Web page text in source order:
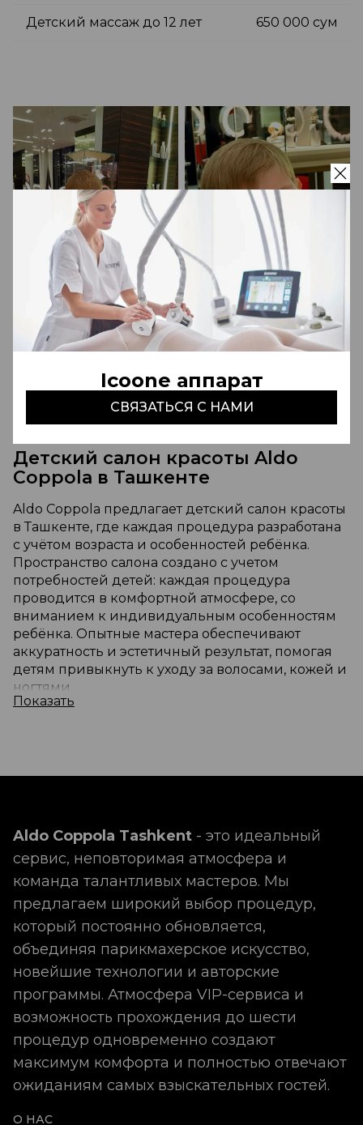
Icoone аппарат
СВЯЗАТЬСЯ С НАМИ
Детский массаж до 12 лет 650 000 сум
Детский салон красоты Aldo
Coppola в Ташкенте
Aldo Coppola предлагает детский салон красоты
в Ташкенте, где каждая процедура разработана
с учётом возраста и особенностей ребёнка.
Пространство салона создано с учетом
потребностей детей: каждая процедура
проводится в комфортной атмосфере, со
вниманием к индивидуальным особенностям
ребёнка. Опытные мастера обеспечивают
аккуратность и эстетичный результат, помогая
детям привыкнуть к уходу за волосами, кожей и
ногтями.
лица, чтобы создать аккуратный и гармоничный
образ. Также салон предлагает детскую стрижку
инструментами и вниманием к особенностям
волос и кожи головы. Для особых случаев
доступны разнообразные укладки, включая
детскую укладку мальчика или девочки, а также
стрижка челки и плетение косичек.
Основные направления парикмахерских услуг:
стрижка мальчиков и девочек до 12 лет;
детская стрижка челки;
детская укладка на каждый день и для
плетение косичек детям с использованием
безопасных материалов.
Показать
Aldo Coppola Tashkent - это идеальный
сервис, неповторимая атмосфера и
команда талантливых мастеров. Мы
предлагаем широкий выбор процедур,
который постоянно обновляется,
объединяя парикмахерское искусство,
новейшие технологии и авторские
программы. Атмосфера VIP-сервиса и
возможность прохождения до шести
процедур одновременно создают
максимум комфорта и полностью отвечают
ожиданиям самых взыскательных гостей.
О НАС